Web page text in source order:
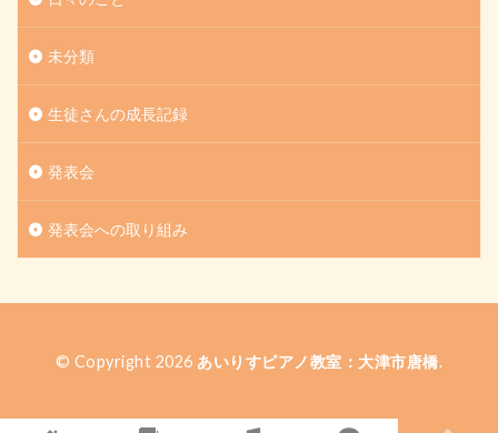
未分類
生徒さんの成長記録
発表会
発表会への取り組み
© Copyright 2026 あいりすピアノ教室：大津市唐橋.